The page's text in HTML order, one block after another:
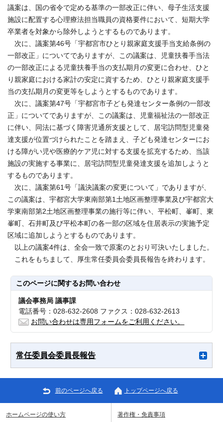
議案は、国の省令で定める基準の一部改正に伴い、母子生活支援
施設に配置する心理療法担当職員の資格要件において、短期大学
卒業者を対象から除外しようとするものであります。
次に、議案第46号「宇都宮市ひとり親家庭支援手当支給条例の
一部改正」についてでありますが、この議案は、児童扶養手当法
の一部改正による児童扶養手当の支払期月の変更に合わせ、ひと
り親家庭における家計の安定に資するため、ひとり親家庭支援手
当の支払期月の変更等をしようとするものであります。
次に、議案第47号「宇都宮市子ども発達センター条例の一部改
正」についてでありますが、この議案は、児童福祉法の一部改正
に伴い、同法に基づく障害児通所支援として、居宅訪問型児童発
達支援が位置づけられたことを踏まえ、子ども発達センターにお
ける障がい児や医療的ケア児に対する支援を拡充するため、当該
施設の実施する事業に、居宅訪問型児童発達支援を追加しようと
するものであります。
次に、議案第61号「議決議案の変更について」でありますが、
この議案は、宇都宮大学東南部第1土地区画整理事業及び宇都宮大
学東南部第2土地区画整理事業の施行等に伴い、平松町、峯町、東
峯町、石井町及び平松本町の各一部の区域を住居表示の実施予定
区域に追加しようとするものであります。
以上の議案4件は、全会一致で原案のとおり可決いたしました。
これをもちまして、厚生常任委員会委員長報告を終わります。
このページに関するお問い合わせ
議会事務局 議事課
電話番号：028-632-2608 ファクス：028-632-2613
お問い合わせは専用フォームをご利用ください。
常任委員会委員長報告
前のページへ戻る トップページへ戻る
ホームページの使い方 著作権・免責事項